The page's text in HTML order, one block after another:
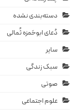
دسته‌بندی نشده
دُعای ابوحَمزه ثُمالی
سایر
سبک زندگی
صوتی
علوم اجتماعی